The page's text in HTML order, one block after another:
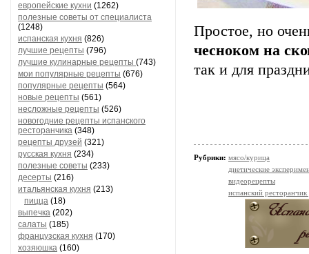
европейские кухни (1262)
полезные советы от специалиста
(1248)
испанская кухня (826)
лучшие рецепты (796)
лучшие кулинарные рецепты (743)
мои популярные рецепты (676)
популярные рецепты (564)
новые рецепты (561)
несложные рецепты (526)
новогодние рецепты испанского
ресторанчика (348)
рецепты друзей (321)
русская кухня (234)
полезные советы (233)
десерты (216)
итальянская кухня (213)
пицца (18)
выпечка (202)
салаты (185)
французская кухня (170)
хозяюшка (160)
Простое, но
чесноком на
так и для
Рубрики: мясо/курица
диетические
видеорецепты
испанский